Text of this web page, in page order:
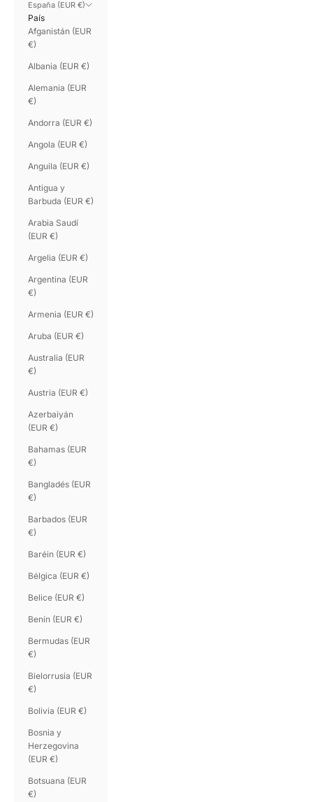
España (EUR €)
País
Afganistán (EUR
€)
Albania (EUR €)
Alemania (EUR
€)
Andorra (EUR €)
Angola (EUR €)
Anguila (EUR €)
Antigua y
Barbuda (EUR €)
Arabia Saudí
(EUR €)
Argelia (EUR €)
Argentina (EUR
€)
Armenia (EUR €)
Aruba (EUR €)
Australia (EUR
€)
Austria (EUR €)
Azerbaiyán
(EUR €)
Bahamas (EUR
€)
Bangladés (EUR
€)
Barbados (EUR
€)
Baréin (EUR €)
Bélgica (EUR €)
Belice (EUR €)
Benín (EUR €)
Bermudas (EUR
€)
Bielorrusia (EUR
€)
Bolivia (EUR €)
Bosnia y
Herzegovina
(EUR €)
Botsuana (EUR
€)